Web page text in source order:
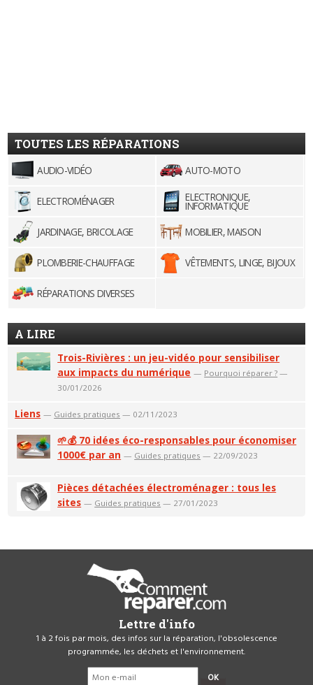
TOUTES LES RÉPARATIONS
AUDIO-VIDÉO AUTO-MOTO
ELECTROMÉNAGER ELECTRONIQUE,
INFORMATIQUE
JARDINAGE, BRICOLAGE
MOBILIER, MAISON
PLOMBERIE-CHAUFFAGE VÊTEMENTS, LINGE, BIJOUX
RÉPARATIONS DIVERSES
A LIRE
Trois-Rivières : un jeu-vidéo pour sensibiliser
aux impacts du numérique — Pourquoi réparer ? —
30/01/2026
Liens — Guides pratiques — 02/11/2023
🌱💰 70 idées éco-responsables pour économiser
1000€ par an — Guides pratiques — 22/09/2023
Pièces détachées électroménager : tous les
sites — Guides pratiques — 27/01/2023
Lettre d'info
1 à 2 fois par mois, des infos sur la réparation, l'obsolescence
programmée, les déchets et l'environnement.
OK